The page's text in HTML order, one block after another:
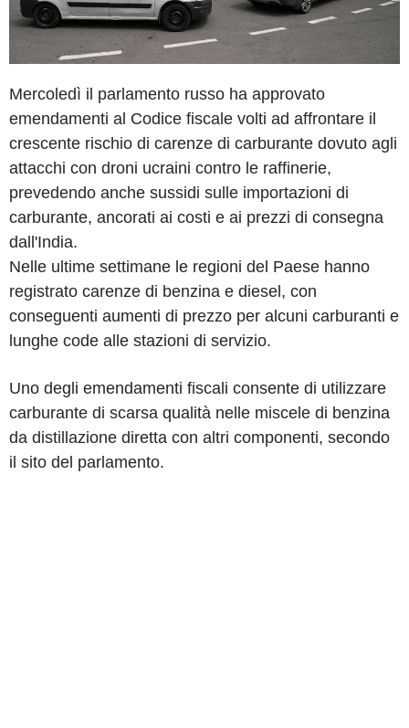
Mercoledì il parlamento russo ha approvato
emendamenti al Codice fiscale volti ad affrontare il
crescente rischio di carenze di carburante dovuto agli
attacchi con droni ucraini contro le raffinerie,
prevedendo anche sussidi sulle importazioni di
carburante, ancorati ai costi e ai prezzi di consegna
dall'India.
Nelle ultime settimane le regioni del Paese hanno
registrato carenze di benzina e diesel, con
conseguenti aumenti di prezzo per alcuni carburanti e
lunghe code alle stazioni di servizio.
Uno degli emendamenti fiscali consente di utilizzare
carburante di scarsa qualità nelle miscele di benzina
da distillazione diretta con altri componenti, secondo
il sito del parlamento.